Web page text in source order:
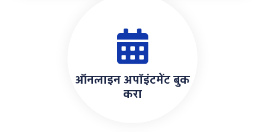
ऑनलाइन अपॉइंटमेंट बुक
करा